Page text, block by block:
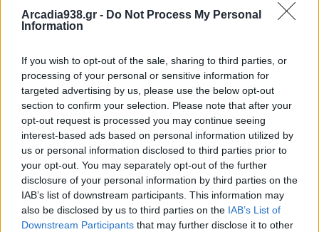
Arcadia938.gr - Do Not Process My Personal
Information
If you wish to opt-out of the sale, sharing to third parties, or
processing of your personal or sensitive information for
targeted advertising by us, please use the below opt-out
section to confirm your selection. Please note that after your
opt-out request is processed you may continue seeing
interest-based ads based on personal information utilized by
us or personal information disclosed to third parties prior to
your opt-out. You may separately opt-out of the further
disclosure of your personal information by third parties on the
IAB’s list of downstream participants. This information may
also be disclosed by us to third parties on the IAB’s List of
Downstream Participants that may further disclose it to other
Ο Δήμος Βόρειας Κυνουρίας ευχαριστεί θερμά τη
συντοπίτισσα και στέλεχο του Ιδρύματος, κα Μαρία